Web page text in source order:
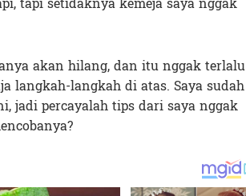
akan hilang, dan itu nggak terlalu
langkah-langkah di atas. Saya sudah
jadi percayalah tips dari saya nggak